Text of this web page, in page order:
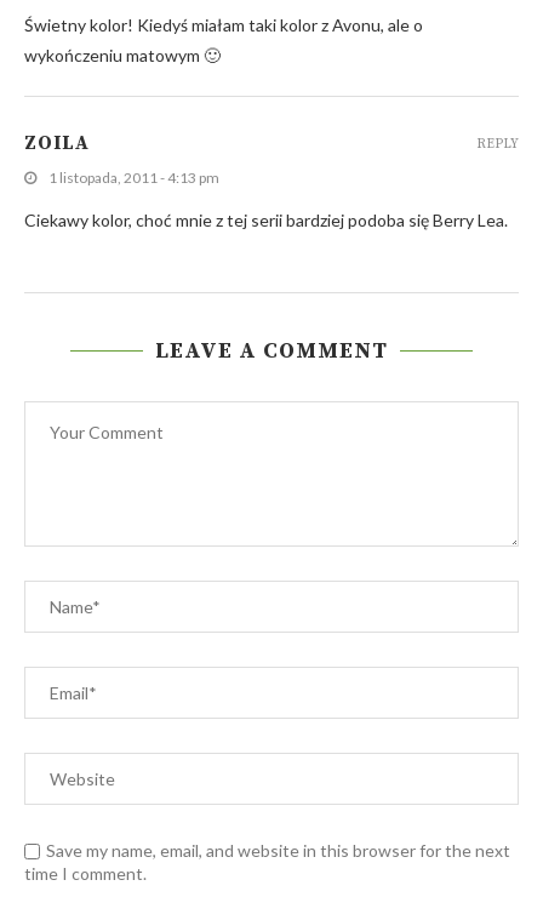
Świetny kolor! Kiedyś miałam taki kolor z Avonu, ale o
wykończeniu matowym 🙂
ZOILA
1 listopada, 2011 - 4:13 pm
Ciekawy kolor, choć mnie z tej serii bardziej podoba się Berry Lea.
REPLY
LEAVE A COMMENT
Save my name, email, and website in this browser for the next
time I comment.